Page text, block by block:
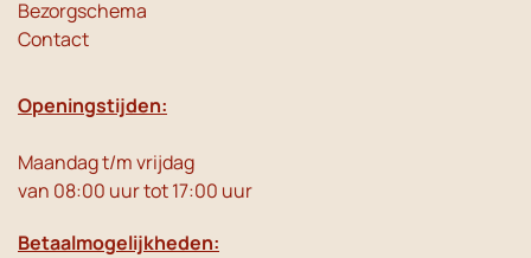
Bezorgschema
Contact
Openingstijden:
Maandag t/m vrijdag
van 08:00 uur tot 17:00 uur
Betaalmogelijkheden: